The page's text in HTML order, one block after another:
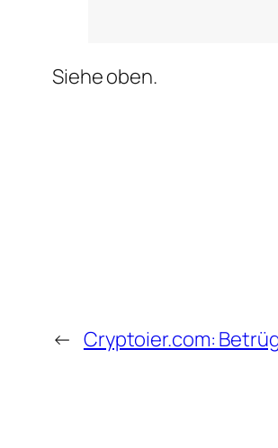
Siehe oben.
← Cryptoier.com: